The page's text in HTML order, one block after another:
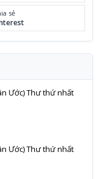
sẻ
Ước) Thư thứ nhất
Ước) Thư thứ nhất